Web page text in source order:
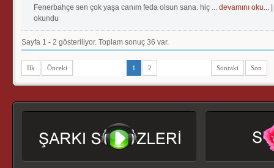
Fenerbahçe sen çok yaşa canım feda olsun sana. hiç ... devamını oku...
okundu
Sayfa 1 - 2 gösteriliyor. Toplam sonuç 36 var.
Ilk Önceki 1 2 Sonraki Son